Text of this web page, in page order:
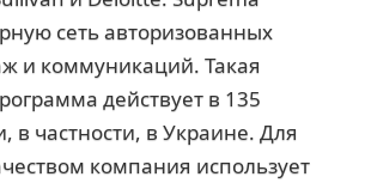
сеть авторизованных
и коммуникаций. Такая
действует в 135
в частности, в Украине. Для
компания использует